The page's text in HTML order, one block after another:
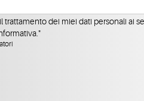
trattamento dei miei dati personali ai